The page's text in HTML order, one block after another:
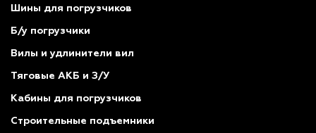
Шины для погрузчиков
Б/у погрузчики
Вилы и удлинители вил
Тяговые АКБ и З/У
Кабины для погрузчиков
Строительные подъемники